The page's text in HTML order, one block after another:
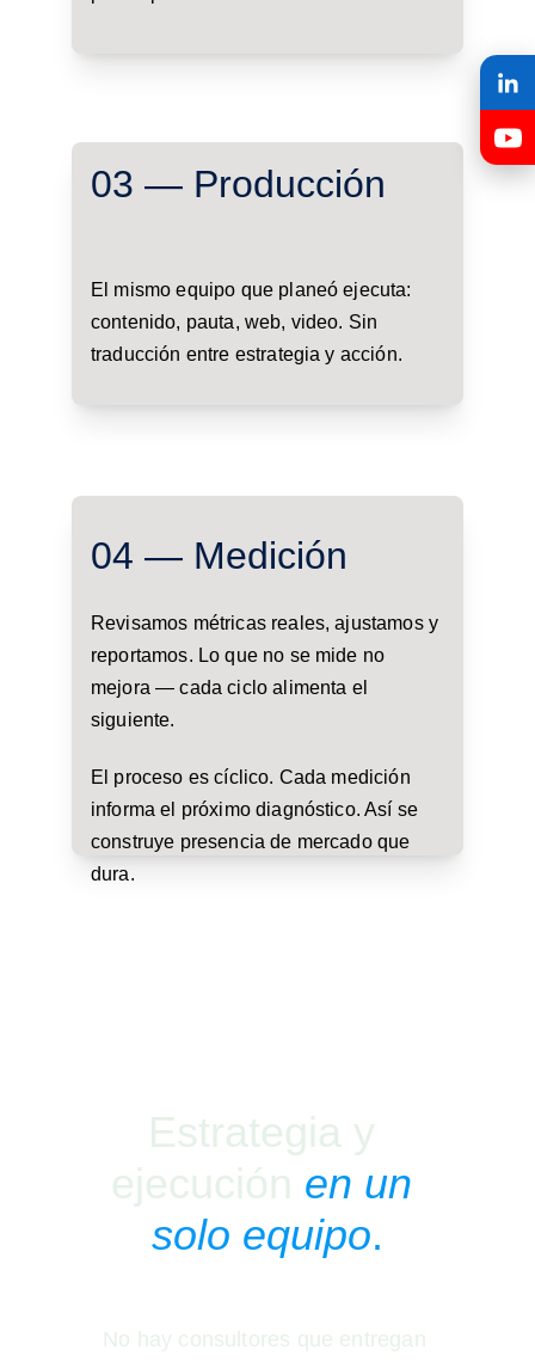
03 — Producción
El mismo equipo que planeó ejecuta:
contenido, pauta, web, video. Sin
traducción entre estrategia y acción.
04 — Medición
El proceso es cíclico. Cada medición
informa el próximo diagnóstico. Así se
construye presencia de mercado que
dura.
Revisamos métricas reales, ajustamos y
reportamos. Lo que no se mide no
mejora — cada ciclo alimenta el
siguiente.
Estrategia y
ejecución en un
solo equipo.
No hay consultores que entregan